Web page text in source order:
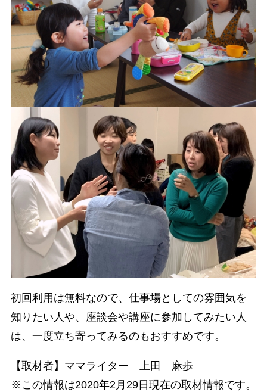
初回利用は無料なので、仕事場としての雰囲気を
知りたい人や、座談会や講座に参加してみたい人
は、一度立ち寄ってみるのもおすすめです。
【取材者】ママライター 上田 麻歩
※この情報は2020年2月29日現在の取材情報です。